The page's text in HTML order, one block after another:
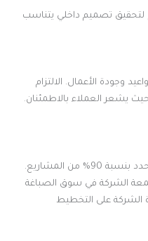
تصميم داخلي يتناسب
وجودة الأعمال. الالتزام
يشعر العملاء بالاطمئنان.
شركة جدار تنفذ الأعمال في الوقت المحدد بنسبة 90% من المشاريع.
الشركة في سوق الصباغة
الشركة على التخطيط